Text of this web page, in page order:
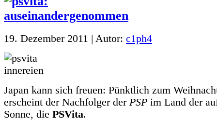
19. Dezember 2011 | Autor: c1ph4
Japan kann sich freuen: Pünktlich zum
erscheint der Nachfolger der PSP im Land der
Sonne, die PSVita.